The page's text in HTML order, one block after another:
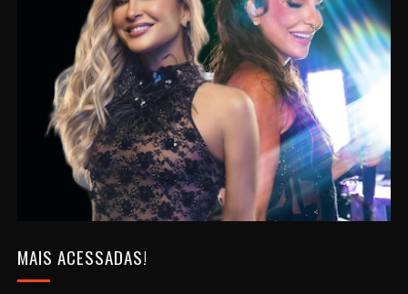
MAIS ACESSADAS!